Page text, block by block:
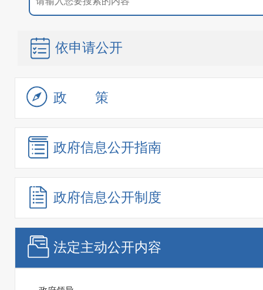
依申请公开
政策
政府信息公开指南
政府信息公开制度
法定主动公开内容